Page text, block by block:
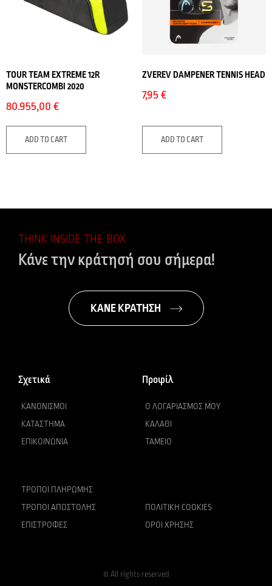
TOUR TEAM EXTREME 12R
MONSTERCOMBI 2020
80.955,00€
ADD TO CART
ZVEREV DAMPENER TENNIS HEAD
7,95€
ADD TO CART
THINK INSIDE THE BOX
Κάνε την κράτησή σου σήμερα!
ΚΑΝΕ ΚΡΑΤΗΣΗ
Σχετικά
ΚΑΝΟΝΙΣΜΟΊ
ΚΑΤΆΣΤΗΜΑ
ΕΠΙΚΟΙΝΩΝΊΑ
Προφίλ
Ο ΛΟΓΑΡΙΑΣΜΌΣ ΜΟΥ
ΚΑΛΆΘΙ
ΤΑΜΕΊΟ
ΤΡΌΠΟΙ ΠΛΗΡΩΜΉΣ
ΤΡΌΠΟΙ ΑΠΟΣΤΟΛΉΣ
ΕΠΙΣΤΡΟΦΈΣ
ΠΟΛΙΤΙΚΉ COOKIES
ΌΡΟΙ ΧΡΉΣΗΣ
© All rights reserved